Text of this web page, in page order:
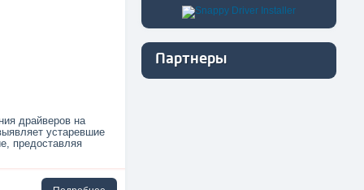
Партнеры
драйверов на
устаревшие
предоставляя